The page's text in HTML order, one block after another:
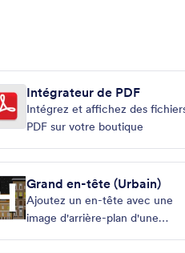
Intégrateur de PDF
Intégrez et affichez des
PDF sur votre boutique
Grand en-tête (Urbain)
Ajoutez un en-tête avec une
image d'arrière-plan d'une